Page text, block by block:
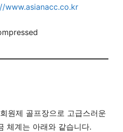
www.asianacc.co.kr
원제 골프장으로 고급스러운
체계는 아래와 같습니다.